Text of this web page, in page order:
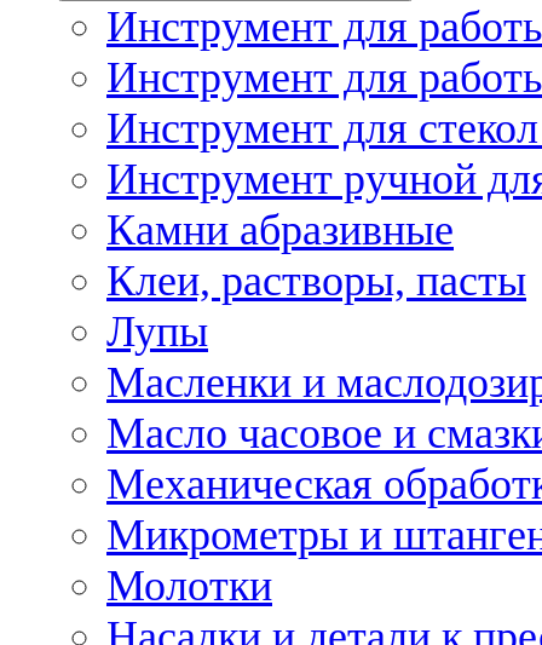
Инструмент для
Инструмент для
Инструмент для
Инструмент ручной
Камни абразивные
Клеи, растворы, пасты
Лупы
Масленки и
Масло часовое и
Механическая
Микрометры и
Молотки